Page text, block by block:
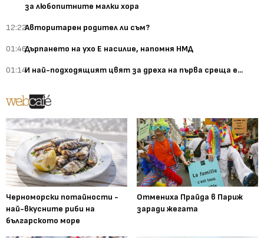
за любопитните малки хора
12:22Авторитарен родител ли съм?
01:46Дърпането на ухо Е насилие, напомня НМД
01:14И най-подходящият цвят за дреха на първа среща е...
Черноморски потайности -
най-вкусните риби на
българското море
Отмениха Прайда в Париж
заради жегата